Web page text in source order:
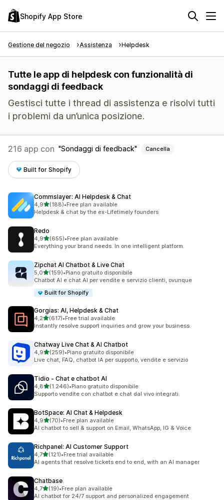
Shopify App Store
Gestione del negozio Assistenza Helpdesk
Tutte le app di helpdesk con funzionalità di
sondaggi di feedback
Gestisci tutte i thread di assistenza e risolvi tutti
i problemi da un’unica posizione.
216 app con Sondaggi di feedback Cancella
Built for Shopify
Commslayer: AI Helpdesk & Chat
4,9stelle su 5
(188)
188 recensioni totali
•Free plan available
Helpdesk & chat by the ex-Lifetimely founders
Redo
4,9stelle su 5
(655)
655 recensioni totali
•Free plan available
Everything your brand needs. In one intelligent platform.
Zipchat AI Chatbot & Live Chat
5,0stelle su 5
(159)
159 recensioni totali
•Piano gratuito disponibile
Chatbot AI e chat AI per vendite e servizio clienti, ovunque
Built for Shopify
Gorgias: AI, Helpdesk & Chat
4,2stelle su 5
(617)
617 recensioni totali
•Free trial available
Instantly resolve support inquiries and grow your business.
Chatway Live Chat & AI Chatbot
4,9stelle su 5
(259)
259 recensioni totali
•Piano gratuito disponibile
Live chat, FAQ, chatbot IA per supporto, vendite e servizio
Tidio ‑ Chat e chatbot AI
4,8stelle su 5
(1.246)
1246 recensioni totali
•Piano gratuito disponibile
Supporto vendite con chatbot e chat dal vivo integrati.
BotSpace: AI Chat & Helpdesk
4,9stelle su 5
(70)
70 recensioni totali
•Free plan available
AI chatbot to sell & support on Email, WhatsApp, IG & Voice
Richpanel: AI Customer Support
4,7stelle su 5
(121)
121 recensioni totali
•Free trial available
AI agents that resolve tickets end to end, with an AI manager
Chatbase
4,7stelle su 5
(19)
19 recensioni totali
•Free plan available
AI chatbot for 24/7 support and personalized engagement